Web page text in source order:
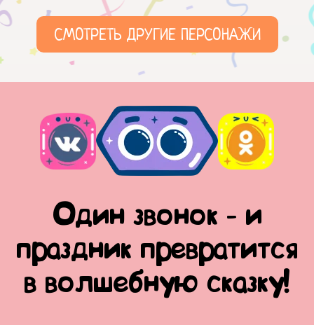
СМОТРЕТЬ ДРУГИЕ ПЕРСОНАЖИ
Один звонок - и
праздник превратится
в волшебную сказку!